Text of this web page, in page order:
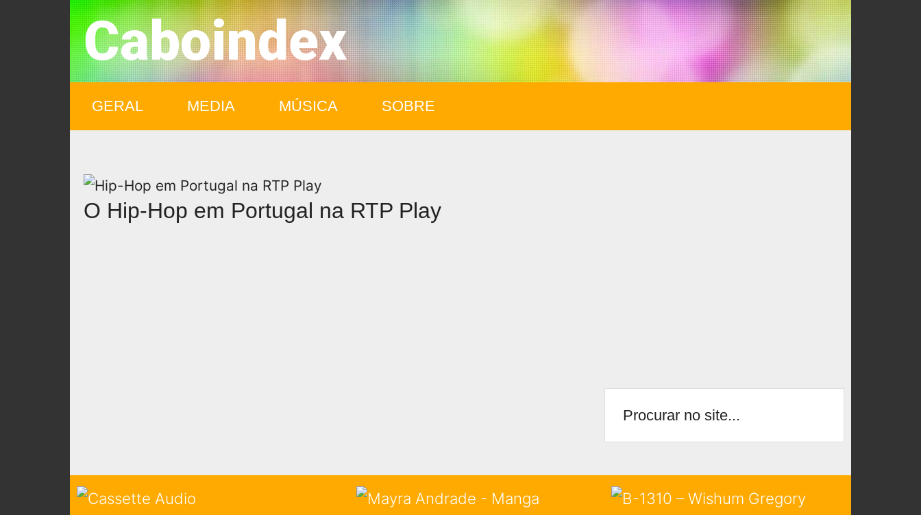
Caboindex
GERAL MEDIA MÚSICA SOBRE
O Hip-Hop em Portugal na RTP Play